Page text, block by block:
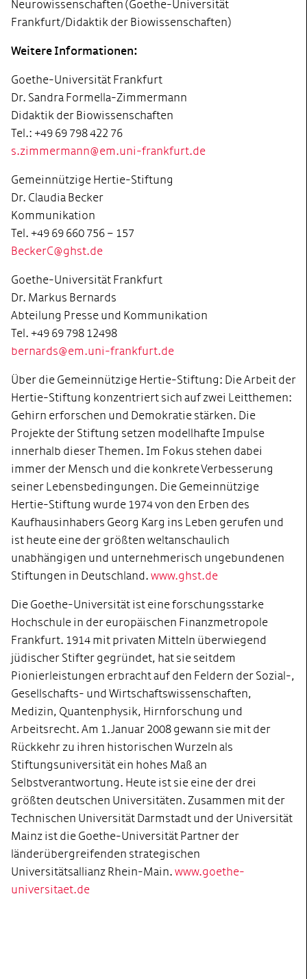
Neurowissenschaften (Goethe-Universität
Frankfurt/Didaktik der Biowissenschaften)
Weitere Informationen:
Goethe-Universität Frankfurt
Dr. Sandra Formella-Zimmermann
Didaktik der Biowissenschaften
Tel.: +49 69 798 422 76
s.zimmermann@em.uni-frankfurt.de
Gemeinnützige Hertie-Stiftung
Dr. Claudia Becker
Kommunikation
Tel. +49 69 660 756 – 157
BeckerC@ghst.de
Goethe-Universität Frankfurt
Dr. Markus Bernards
Abteilung Presse und Kommunikation
Tel. +49 69 798 12498
bernards@em.uni-frankfurt.de
Über die Gemeinnützige Hertie-Stiftung: Die Arbeit der
Hertie-Stiftung konzentriert sich auf zwei Leitthemen:
Gehirn erforschen und Demokratie stärken. Die
Projekte der Stiftung setzen modellhafte Impulse
innerhalb dieser Themen. Im Fokus stehen dabei
immer der Mensch und die konkrete Verbesserung
seiner Lebensbedingungen. Die Gemeinnützige
Hertie-Stiftung wurde 1974 von den Erben des
Kaufhausinhabers Georg Karg ins Leben gerufen und
ist heute eine der größten weltanschaulich
unabhängigen und unternehmerisch ungebundenen
Stiftungen in Deutschland. www.ghst.de
Die Goethe-Universität ist eine forschungsstarke
Hochschule in der europäischen Finanzmetropole
Frankfurt. 1914 mit privaten Mitteln überwiegend
jüdischer Stifter gegründet, hat sie seitdem
Pionierleistungen erbracht auf den Feldern der Sozial-,
Gesellschafts- und Wirtschaftswissenschaften,
Medizin, Quantenphysik, Hirnforschung und
Arbeitsrecht. Am 1. Januar 2008 gewann sie mit der
Rückkehr zu ihren historischen Wurzeln als
Stiftungsuniversität ein hohes Maß an
Selbstverantwortung. Heute ist sie eine der drei
größten deutschen Universitäten. Zusammen mit der
Technischen Universität Darmstadt und der Universität
Mainz ist die Goethe-Universität Partner der
länderübergreifenden strategischen
Universitätsallianz Rhein-Main. www.goethe-
universitaet.de